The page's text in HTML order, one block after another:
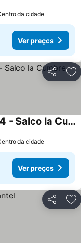
da cidade
Ver preços
Partilhar
Apartamento Jardines PG004 - Salco la Cumbre
da cidade
Ver preços
Partilhar